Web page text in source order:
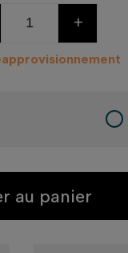
+
au panier